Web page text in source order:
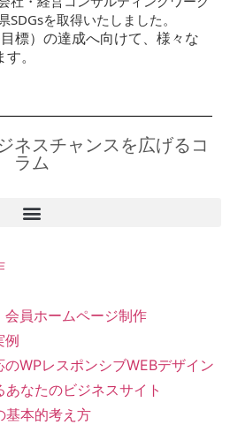
を取得いたしました。
標）の達成へ向けて、様々な
。
ネスチャンスを広げるコ
ラム
員ホームページ制作
例
WPレスポンシブWEBデザイン
なたのビジネスサイト
基本的考え方